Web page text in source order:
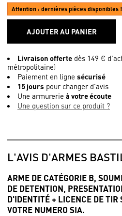
Attention : dernières pièces disponibles !
AJOUTER AU PANIER
Livraison offerte dès 149 €
métropolitaine)
Paiement en ligne sécurisé
15 jours pour changer d’avis
Une armurerie à votre écoute
Une question sur ce produit ?
L'AVIS D'ARMES
ARME DE CATÉGORIE B,
DE DETENTION,
D'IDENTITÉ + LICENCE DE TIR
VOTRE NUMERO SIA.